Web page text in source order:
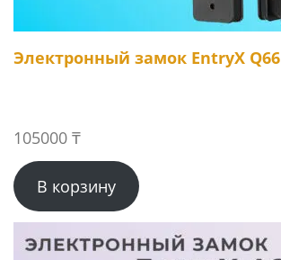
Электронный замок EntryX Q66
105000 ₸
В корзину